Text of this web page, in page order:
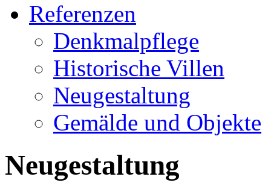
Referenzen
Denkmalpflege
Historische Villen
Neugestaltung
Gemälde und Objekte
Neugestaltung